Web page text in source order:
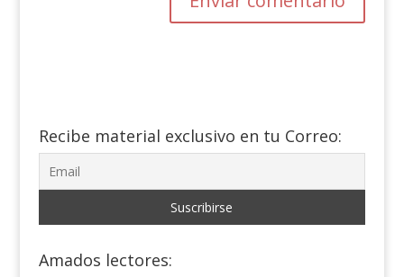
Recibe material exclusivo en tu Correo:
Amados lectores: